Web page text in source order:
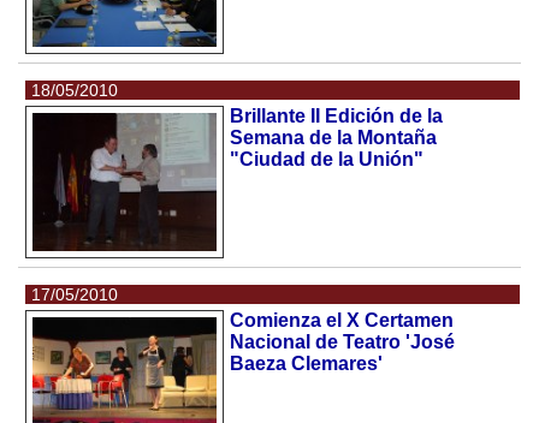
18/05/2010
Brillante II Edición de la
Semana de la Montaña
"Ciudad de la Unión"
17/05/2010
Comienza el X Certamen
Nacional de Teatro 'José
Baeza Clemares'